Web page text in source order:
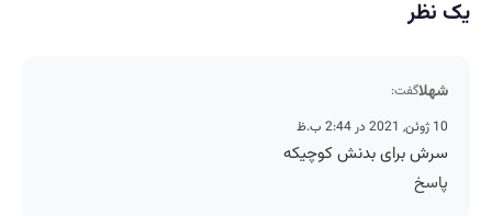
یک نظر
شهلاگفت:
10 ژوئن, 2021 در 2:44 ب.ظ
سرش برای بدنش کوچیکه
پاسخ